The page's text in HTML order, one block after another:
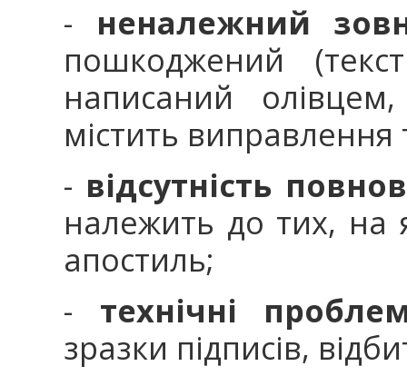
- неналежний
пошкоджений
написаний
містить виправлення
- відсутність
належить до тих, на
апостиль;
- технічні
зразки підписів,